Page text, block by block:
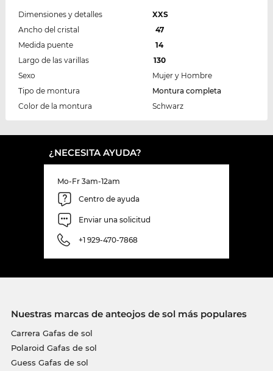
Dimensiones y detalles
XXS
Ancho del cristal
47
Medida puente
14
Largo de las varillas
130
Sexo
Mujer y Hombre
Tipo de montura
Montura completa
Color de la montura
Schwarz
¿NECESITA AYUDA?
Mo-Fr 3am-12am
Centro de ayuda
Enviar una solicitud
+1 929-470-7868
Nuestras marcas de anteojos de sol más populares
Carrera Gafas de sol
Polaroid Gafas de sol
Guess Gafas de sol